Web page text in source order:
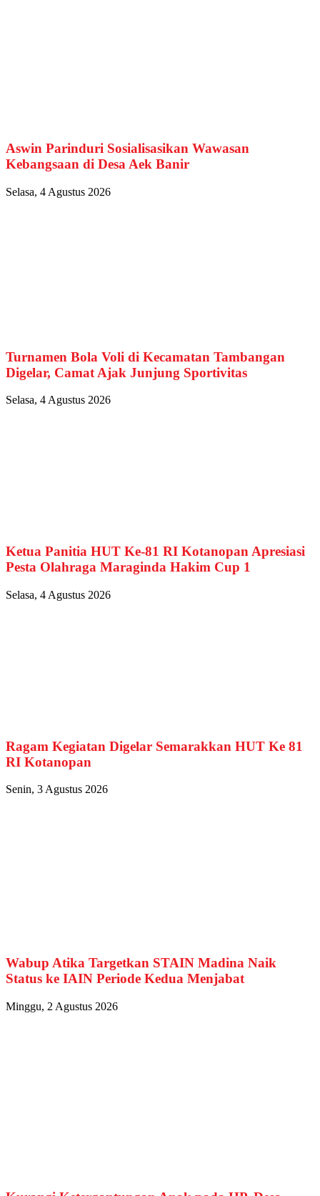
Aswin Parinduri Sosialisasikan Wawasan
Kebangsaan di Desa Aek Banir
Selasa, 4 Agustus 2026
Turnamen Bola Voli di Kecamatan Tambangan
Digelar, Camat Ajak Junjung Sportivitas
Selasa, 4 Agustus 2026
Ketua Panitia HUT Ke-81 RI Kotanopan Apresiasi
Pesta Olahraga Maraginda Hakim Cup 1
Selasa, 4 Agustus 2026
Ragam Kegiatan Digelar Semarakkan HUT Ke 81
RI Kotanopan
Senin, 3 Agustus 2026
Wabup Atika Targetkan STAIN Madina Naik
Status ke IAIN Periode Kedua Menjabat
Minggu, 2 Agustus 2026